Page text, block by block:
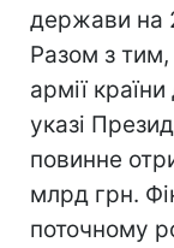
держави на
Разом з
армії
указі
повинне
млрд грн.
поточному